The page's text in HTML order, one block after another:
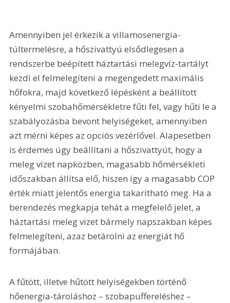
Amennyiben jel érkezik a villamosenergia-
túltermelésre, a hőszivattyú elsődlegesen a
rendszerbe beépített háztartási melegvíz-tartályt
kezdi el felmelegíteni a megengedett maximális
hőfokra, majd következő lépésként a beállított
kényelmi szobahőmérsékletre fűti fel, vagy hűti le a
szabályozásba bevont helyiségeket, amennyiben
azt mérni képes az opciós vezérlővel. Alapesetben
is érdemes úgy beállítani a hőszivattyút, hogy a
meleg vizet napközben, magasabb hőmérsékleti
időszakban állítsa elő, hiszen így a magasabb COP
érték miatt jelentős energia takarítható meg. Ha a
berendezés megkapja tehát a megfelelő jelet, a
háztartási meleg vizet bármely napszakban képes
felmelegíteni, azaz betárolni az energiát hő
formájában.
A fűtött, illetve hűtött helyiségekben történő
hőenergia-tároláshoz – szobapuffereléshez –